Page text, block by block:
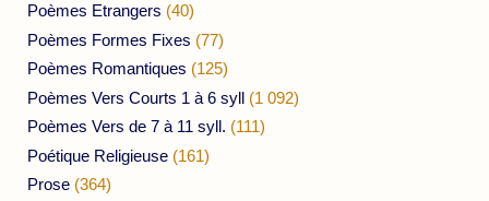
Poèmes Etrangers (40)
Poèmes Formes Fixes (77)
Poèmes Romantiques (125)
Poèmes Vers Courts 1 à 6 syll (1 092)
Poèmes Vers de 7 à 11 syll. (111)
Poétique Religieuse (161)
Prose (364)